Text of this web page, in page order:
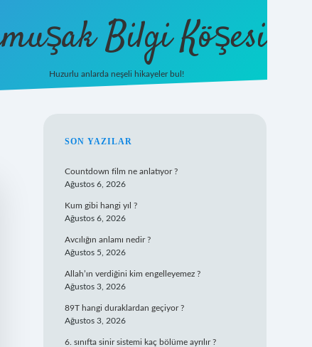
Bilgi Köşesi
Huzurlu anlarda neşeli hikayeler bul!
SIDEBAR
SON YAZILAR
Countdown film ne anlatıyor ?
Ağustos 6, 2026
Kum gibi hangi yıl ?
Ağustos 6, 2026
Avcılığın anlamı nedir ?
Ağustos 5, 2026
Allah’ın verdiğini kim engelleyemez ?
Ağustos 3, 2026
89T hangi duraklardan geçiyor ?
Ağustos 3, 2026
6. sınıfta sinir sistemi kaç bölüme ayrılır ?